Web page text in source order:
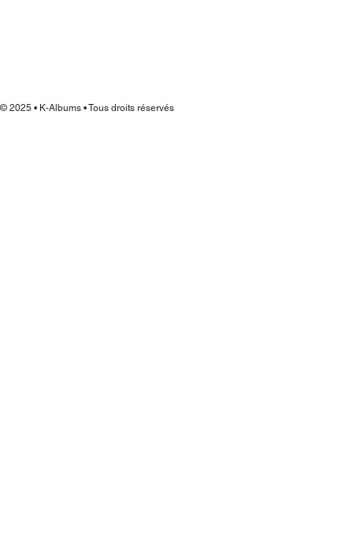
© 2025 • K-Albums • Tous droits réservés